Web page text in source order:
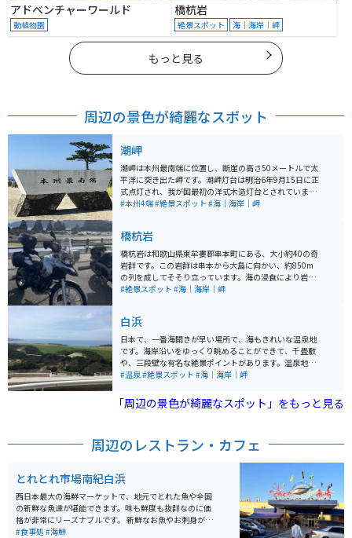
アドベンチャーワールド
動植物園
橋杭岩
絶景スポット 海｜海岸｜岬
もっと見る
周辺の景色が綺麗なスポット
潮岬
潮岬は本州最南端に位置し、断崖の高さ50メートルで太
平洋に突き出た岬です。潮岬灯台は明治6年9月15日に正
式点灯され、我が国最初の洋式木造灯台とされていま
す。灯台から眺める海の景色は美しく、隣接する観光タ
ています。冬には水平線から昇った太陽が同じ水平線上
に沈む光景も見られます。灯台は光度970,000力ンデラ
で、光達距離19海里です。灯台脇には資料館も併設され
ております。1月の第3土曜日には「本州最南端の火祭
り」も開催されます。
#本州4端#絶景スポット #海｜海岸｜岬
橋杭岩
橋杭岩は和歌山県東牟婁郡串本町にある、大小約40の奇
岩群です。この岩群は串本から大島に向かい、約850m
の列を成してそそり立っています。海の浸食により岩の
硬い部分だけが残り、まるで橋の杭のように見えること
が変わります。干潮の時は歩いて行けます。バイク込み
の写真が撮れる良いスポットです。 橋杭岩の最も有名な
伝説は、弘法大師（空海）が一夜にして作り出したとい
うものです。この伝説は、岩の神秘的な美しさと相まっ
て、橋杭岩をより特別な場所にしています。橋杭岩周辺
望できる展望台も設けられています。
#絶景スポット #海｜海岸｜岬
白浜
日本で、一番海開きが早い場所で、海もきれいな温泉地
です。海岸沿いをゆっくり眺めることができて、千畳敷
や、三段壁な有名な絶景ポイントがあります。温泉地な
ので、足湯もあり、日帰り温泉もあるので、ゆっくりで
が食べられます。
#温泉 #絶景スポット #海｜海岸｜岬
「周辺の景色が綺麗なスポット」をもっと見る
周辺のレストラン・カフェ
とれとれ市場南紀白浜
西日本最大の海鮮マーケットで、地元でとれた魚や全国
の新鮮な魚達が堪能できます。味も鮮度も抜群なのに価
格が非常にリーズナブルです。 新鮮なお魚やお刺身が食
べられてたり海鮮BBQが出来たりとお魚好きにはたまら
#食事処 #海鮮